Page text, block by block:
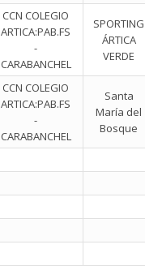
CCN COLEGIO
ARTICA:PAB.FS
-
CARABANCHEL
SPORTING
ÁRTICA
VERDE
CCN COLEGIO
ARTICA:PAB.FS
-
CARABANCHEL
Santa
María del
Bosque